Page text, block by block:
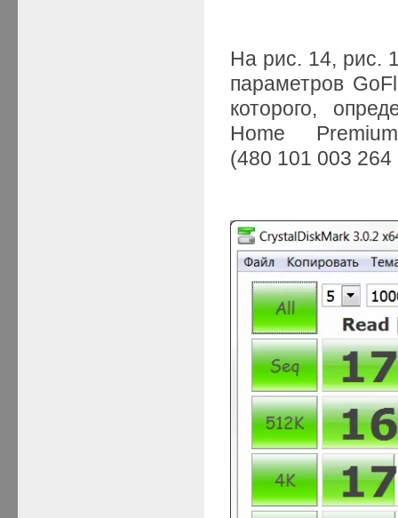
На рис. 14, рис.
параметров
которого,
Home
(480 101 003 264